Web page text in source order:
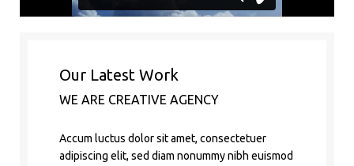
Our Latest Work
WE ARE CREATIVE AGENCY
Accum luctus dolor sit amet, consectetuer
adipiscing elit, sed diam nonummy nibh euismod